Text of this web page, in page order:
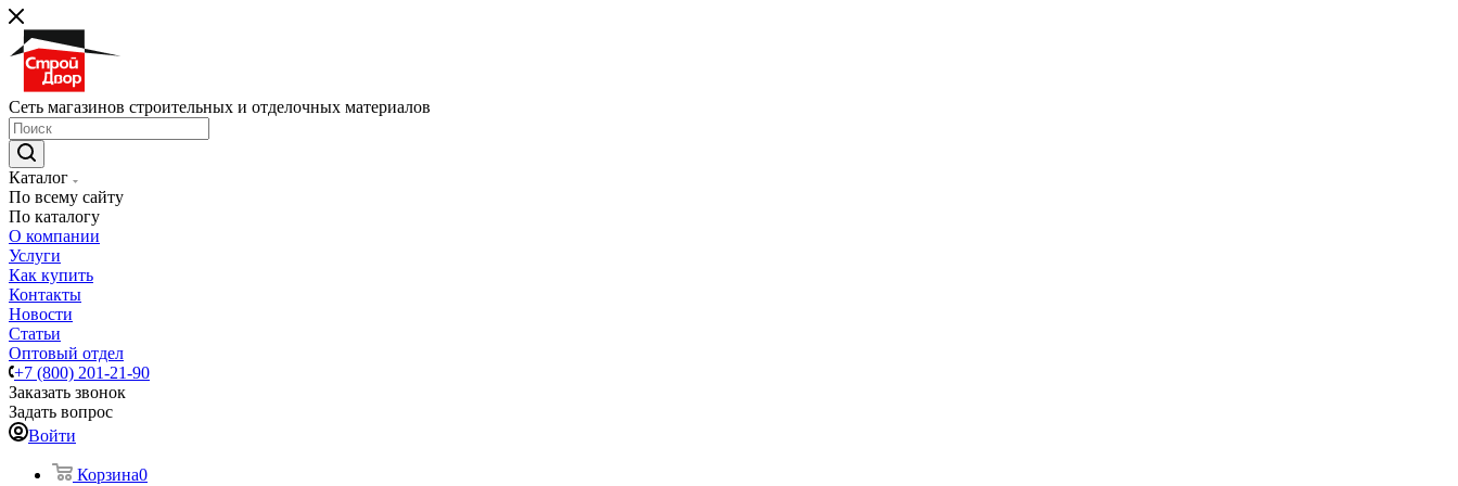
Сеть магазинов строительных и отделочных материалов
Каталог
По всему сайту
По каталогу
О компании
Услуги
Как купить
Контакты
Новости
Статьи
Оптовый отдел
+7 (800) 201-21-90
Заказать звонок
Задать вопрос
Войти
Корзина0